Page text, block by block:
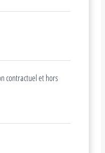
contractuel et hors